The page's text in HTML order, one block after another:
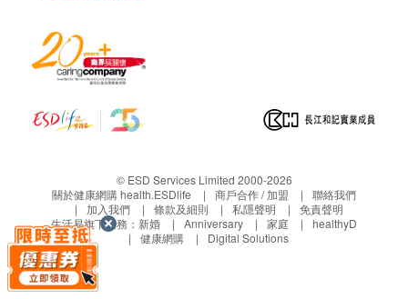
生果類
蘋果
香蕉
哈蜜瓜(黃色)
芒果
木瓜
草莓
楊桃
中國醋栗/燈籠果
1. 客人同意作致敏原測試Faber。
3. 客人明白是次檢測只屬致敏原測試。
4. 客人應求診醫生給予任何治療的建議。有些人在
接受過全面致敏原測試後，有其他致敏原未被發現。
僅此提醒，儘管檢查結果表面上屬正常，還有可能有
© ESD Services Limited 2000-2026
關於健康網購 health.ESDlife
商戶合作 / 加盟
聯絡我們
加入我們
條款及細則 私隱聲明
免責聲明
生活易旗下業務： 新婚 Anniversary 家庭
healthyD
健康網購
Digital Solutions